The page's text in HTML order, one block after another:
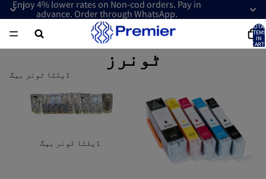
Enjoy 4% lower rates on Non-cod orders. Pay in
advance. Order through WhatsApp.
TOTAL
ITEMS
IN
CART:
0 ٹونرز
ڈیلٹا ٹونر بیگ
ڈیلٹا ٹونر بیگ